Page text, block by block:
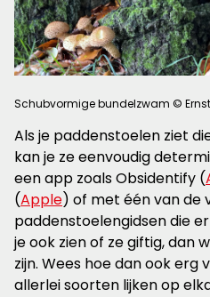
Schubvormige bundelzwam ©
Als je paddenstoelen ziet
kan je ze eenvoudig
een app zoals Obsidentify (
(Apple) of met één van de
paddenstoelengidsen die
je ook zien of ze giftig, dan
zijn. Wees hoe dan ook erg
allerlei soorten lijken op